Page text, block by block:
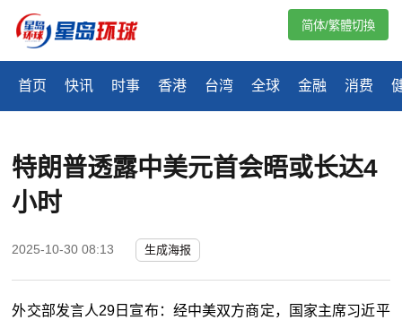
首页 快讯 时事 香港 台湾 全球 金融 消费
简体/繁體切換
特朗普透露中美元首会晤或长达4
小时
2025-10-30 08:13 生成海报
外交部发言人29 日宣布：经中美双方商定，国家主席习近平